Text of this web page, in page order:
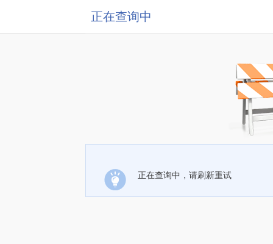
正在查询中
正在查询中，请刷新重试